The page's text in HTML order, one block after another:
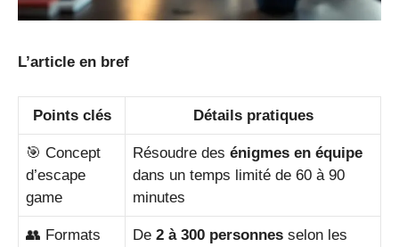
L’article en bref
Points clés Détails pratiques
🎯 Concept
d’escape
game
Résoudre des énigmes en équipe
dans un temps limité de 60 à 90
minutes
👥 Formats
De 2 à 300 personnes selon les